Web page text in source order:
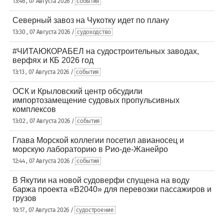
Северный завоз на Чукотку идет по плану
13:30 , 07 Августа 2026 / судоходство
#ЧИТАЮКОРАБЕЛ на судостроительных заводах,
верфях и КБ 2026 год
13:13 , 07 Августа 2026 / события
ОСК и Крыловский центр обсудили
импортозамещение судовых пропульсивных
комплексов
13:02 , 07 Августа 2026 / события
Глава Морской коллегии посетил авианосец и
морскую лабораторию в Рио-де-Жанейро
12:44 , 07 Августа 2026 / события
В Якутии на новой судоверфи спущена на воду
баржа проекта «В2040» для перевозки пассажиров и
грузов
10:17 , 07 Августа 2026 / судостроение